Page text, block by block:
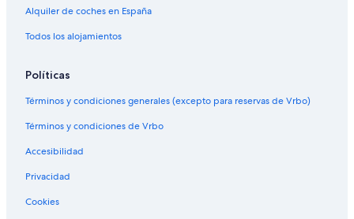
Alquiler de coches en España
Todos los alojamientos
Políticas
Términos y condiciones generales (excepto para reservas de Vrbo)
Términos y condiciones de Vrbo
Accesibilidad
Privacidad
Cookies